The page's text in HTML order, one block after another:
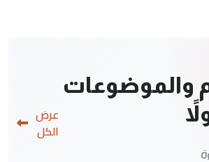
والموضوعات
عرض
الكل